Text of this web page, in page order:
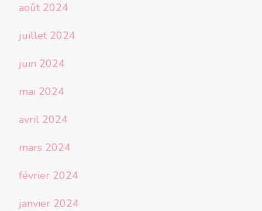
août 2024
juillet 2024
juin 2024
mai 2024
avril 2024
mars 2024
février 2024
janvier 2024